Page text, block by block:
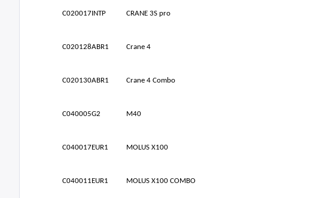
C020017INTP CRANE 3S pro
C020128ABR1 Crane 4
C020130ABR1 Crane 4 Combo
C040005G2 M40
C040017EUR1 MOLUS X100
C040011EUR1 MOLUS X100 COMBO